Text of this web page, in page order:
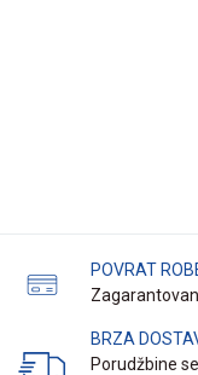
POVRAT
BRZA
Porudžbine